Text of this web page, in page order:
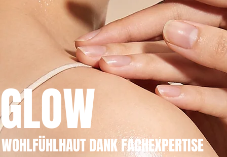
GLOW
WOHLFÜHLHAUT DANK FACHEXPERTISE